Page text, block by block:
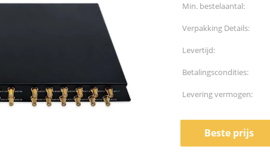
Min. bestelaantal:
Verpakking Details:
Levertijd:
Betalingscondities:
Levering vermogen:
Beste prijs